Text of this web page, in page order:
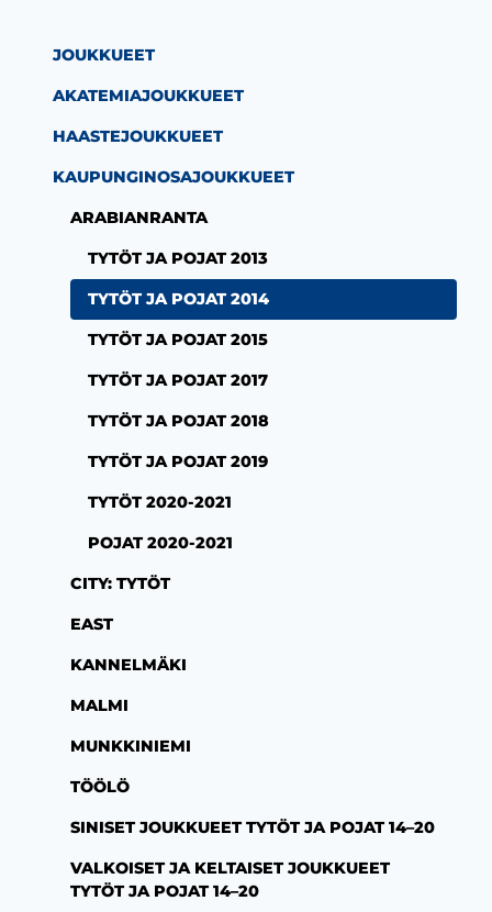
JOUKKUEET
AKATEMIAJOUKKUEET
HAASTEJOUKKUEET
KAUPUNGINOSAJOUKKUEET
ARABIANRANTA
TYTÖT JA POJAT 2013
TYTÖT JA POJAT 2014
TYTÖT JA POJAT 2015
TYTÖT JA POJAT 2017
TYTÖT JA POJAT 2018
TYTÖT JA POJAT 2019
TYTÖT 2020-2021
POJAT 2020-2021
CITY: TYTÖT
EAST
KANNELMÄKI
MALMI
MUNKKINIEMI
TÖÖLÖ
SINISET JOUKKUEET TYTÖT JA POJAT 14–20
VALKOISET JA KELTAISET JOUKKUEET
TYTÖT JA POJAT 14–20